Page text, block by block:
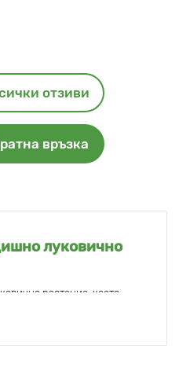
отзиви
връзка
луковично
растение, което
на изправени стъбла.